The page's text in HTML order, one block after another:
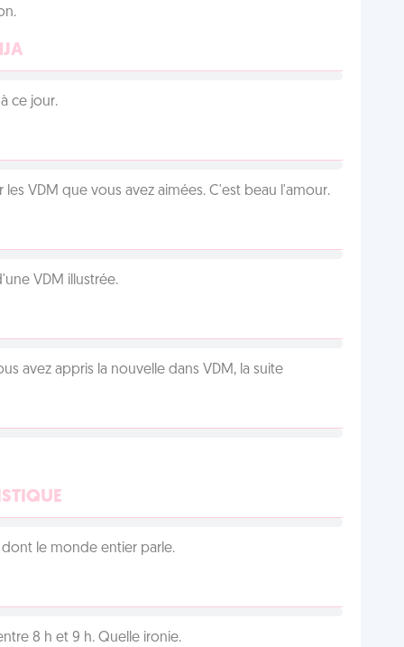
ce jour.
VDM que vous avez aimées. C'est beau l'amour.
VDM illustrée.
avez appris la nouvelle dans VDM, la suite
dont le monde entier parle.
8 h et 9 h. Quelle ironie.